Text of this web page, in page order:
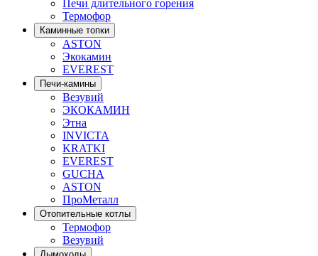
Печи длительного горения
Термофор
Каминные топки
ASTON
Экокамин
EVEREST
Печи-камины
Везувий
ЭКОКАМИН
Этна
INVICTA
KRATKI
EVEREST
GUCHA
ASTON
ПроМеталл
Отопительные котлы
Термофор
Везувий